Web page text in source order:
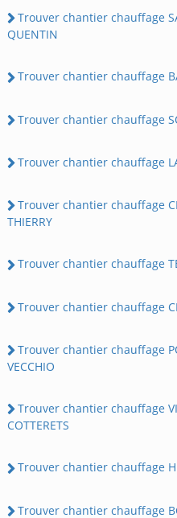
Trouver chantier chauffage
QUENTIN
Trouver chantier chauffage
Trouver chantier chauffage
Trouver chantier chauffage
Trouver chantier chauffage
THIERRY
Trouver chantier chauffage
Trouver chantier chauffage
Trouver chantier chauffage
VECCHIO
Trouver chantier chauffage
COTTERETS
Trouver chantier chauffage
Trouver chantier chauffage